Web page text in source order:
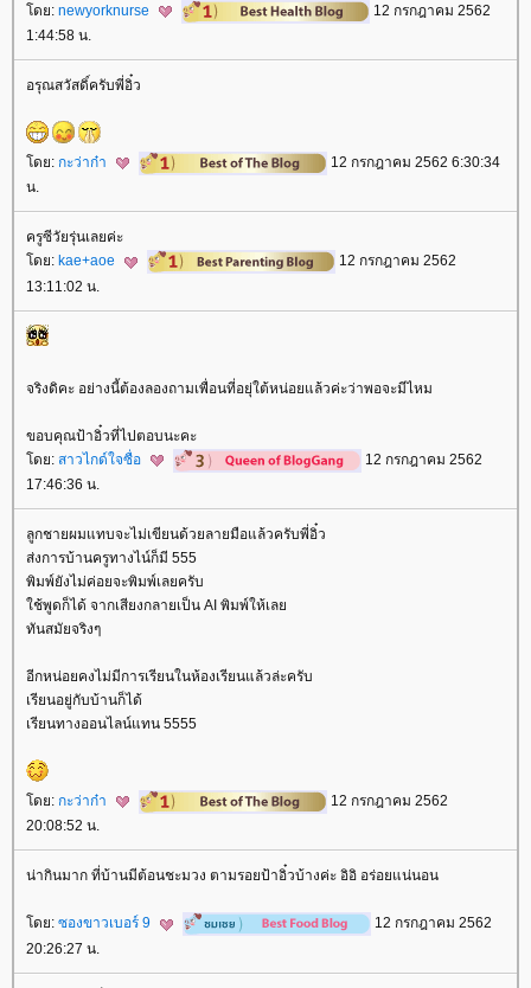
ดย: newyorknurse
12 กรกฎาคม 2562
1:44:58 น.
อรุณสวัสดิ์ครับพี่อิ๋ว
ดย: กะว่าก๋า
12 กรกฎาคม 2562 6:30:34
น.
ครูซีวัยรุ่นเลยค่ะ
ดย: kae+aoe
12 กรกฎาคม 2562
13:11:02 น.
จริงดิคะ อย่างนี้ต้องลองถามเพื่อนที่อยุ่ใต้หน่อยแล้วค่ะว่าพอจะมีไหม
ขอบคุณป้าอิ๋วที่ไปตอบนะคะ
ดย: สาวไกด์ใจซื่อ
12 กรกฎาคม 2562
17:46:36 น.
ลูกชายผมแทบจะไม่เขียนด้วยลายมือแล้วครับพี่อิ๋ว
ส่งการบ้านครูทางไน์ก็มี 555
พิมพ์ยังไม่ค่อยจะพิมพ์เลยครับ
ช้พูดก็ได้ จากเสียงกลายเป็น AI พิมพ์ให้เล
ทันสมัยจริงๆ
อีกหน่อยคงไม่มีการเรียนในห้องเรียนแล้วล่ะครับ
เรียนอยู่กับบ้านก็ได้
เรียนทางออนไลน์แทน 5555
ดย: กะว่าก๋า
12 กรกฎาคม 2562
20:08:52 น.
น่ากินมาก ที่บ้านมีต้อนชะมวง ตามรอยป้าอิ๋วบ้างค่ะ อิอิ อร่อยแน่นอน
ดย: ซองขาวเบอร์ 9
12 กรกฎาคม 2562
20:26:27 น.